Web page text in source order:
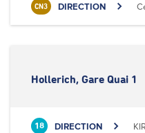
CN3 DIRECTION
Hollerich, Gare Quai 1
18 DIRECTION